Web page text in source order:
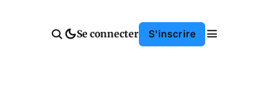
Se connecter S'inscrire